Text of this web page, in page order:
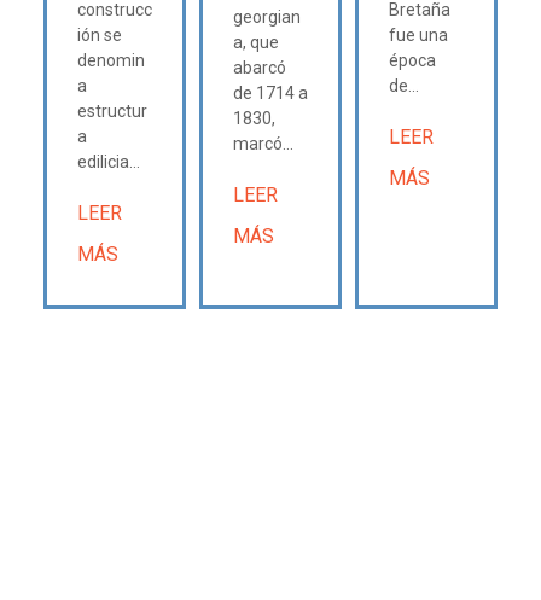
construcc
ión se
denomin
a
estructur
a
edilicia...
LEER
MÁS
georgian
a, que
abarcó
de 1714 a
1830,
marcó...
LEER
MÁS
Bretaña
fue una
época
de...
LEER
MÁS